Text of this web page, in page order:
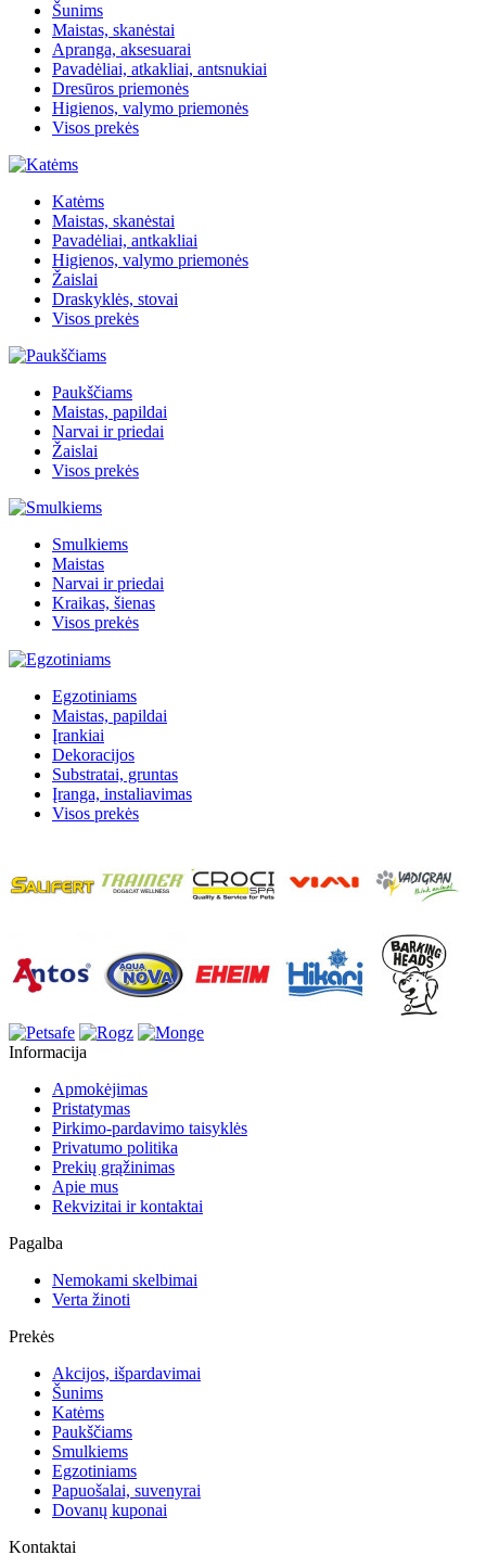
Šunims
Maistas, skanėstai
Apranga, aksesuarai
Pavadėliai, atkakliai, antsnukiai
Dresūros priemonės
Higienos, valymo priemonės
Visos prekės
Katėms
Maistas, skanėstai
Pavadėliai, antkakliai
Higienos, valymo priemonės
Žaislai
Draskyklės, stovai
Visos prekės
Paukščiams
Maistas, papildai
Narvai ir priedai
Žaislai
Visos prekės
Smulkiems
Maistas
Narvai ir priedai
Kraikas, šienas
Visos prekės
Egzotiniams
Maistas, papildai
Įrankiai
Dekoracijos
Substratai, gruntas
Įranga, instaliavimas
Visos prekės
Informacija
Apmokėjimas
Pristatymas
Pirkimo-pardavimo taisyklės
Privatumo politika
Prekių grąžinimas
Apie mus
Rekvizitai ir kontaktai
Pagalba
Nemokami skelbimai
Verta žinoti
Prekės
Akcijos, išpardavimai
Šunims
Katėms
Paukščiams
Smulkiems
Egzotiniams
Papuošalai, suvenyrai
Dovanų kuponai
Kontaktai